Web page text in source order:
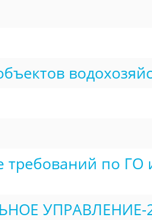
по ГО
УПРАВЛЕНИЕ-